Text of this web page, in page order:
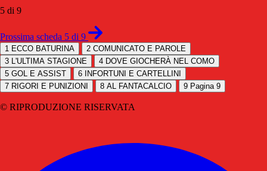
5 di 9
Prossima scheda 5 di 9
1 ECCO BATURINA 2 COMUNICATO E PAROLE
3 L'ULTIMA STAGIONE 4 DOVE GIOCHERÀ NEL COMO
5 GOL E ASSIST 6
INFORTUNI E CARTELLINI
7 RIGORI E PUNIZIONI 8 AL FANTACALCIO 9 Pagina 9
© RIPRODUZIONE RISERVATA